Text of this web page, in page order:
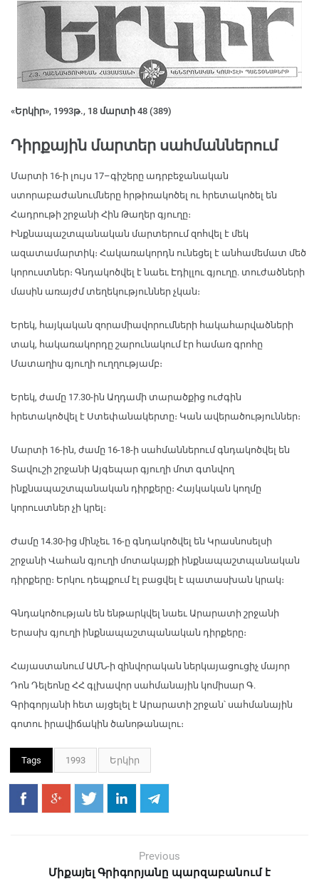
«Երկիր», 1993թ., 18 մարտի 48 (389)
Դիրքային մարտեր սահմաններում
Մարտի 16-ի լույս 17–գիշերը ադրբեջանական
ստորաբաժանումները հրթիռակոծել ու հրետակոծել են
Հադրութի շրջանի Հին Թաղեր գյուղը։
Ինքնապաշտպանական մարտերում զոհվել է մեկ
ազատամարտիկ։ Հակառակորդն ունեցել է անհամեմատ մեծ
կորուստներ։ Գնդակոծվել է նաեւ Էդիլլու գյուղը. տուժածների
մասին առայժմ տեղեկություններ չկան։
Երեկ, հայկական զորամիավորումների հակահարվածների
տակ, հակառակորդը շարունակում էր համառ գրոհը
Մատաղիս գյուղի ուղղությամբ։
Երեկ, ժամը 17.30-ին Աղդամի տարածքից ուժգին
հրետակոծվել է Ստեփանակերտը։ Կան ավերածություններ։
Մարտի 16-ին, ժամը 16-18-ի սահմաններում գնդակոծվել են
Տավուշի շրջանի Այգեպար գյուղի մոտ գտնվող
ինքնապաշտպանական դիրքերը։ Հայկական կողմը
կորուստներ չի կրել։
Ժամը 14.30-ից մինչեւ 16-ը գնդակոծվել են Կրասնոսելսի
շրջանի Վահան գյուղի մոտակայքի ինքնապաշտպանական
դիրքերը։ Երկու դեպքում էլ բացվել է պատասխան կրակ։
Գնդակոծության են ենթարկվել նաեւ Արարատի շրջանի
Երասխ գյուղի ինքնապաշտպանական դիրքերը։
Հայաստանում ԱՄՆ-ի զինվորական ներկայացուցիչ մայոր
Դոն Դելեոնը ՀՀ գլխավոր սահմանային կոմիսար Գ.
Գրիգորյանի հետ այցելել է Արարատի շրջան՝ սահմանային
գոտու իրավիճակին ծանոթանալու։
Tags 1993 Երկիր
Previous
Միքայել Գրիգորյանը պարզաբանում է